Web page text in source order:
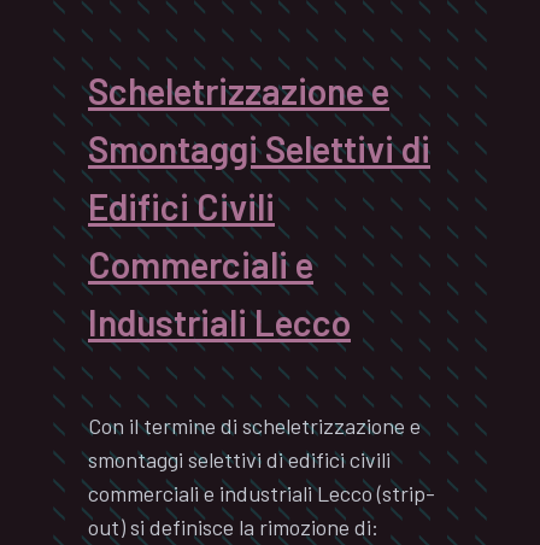
Scheletrizzazione e
Smontaggi Selettivi di
Edifici Civili
Commerciali e
Industriali Lecco
Con il termine di scheletrizzazione e
smontaggi selettivi di edifici civili
commerciali e industriali Lecco (strip-
out) si definisce la rimozione di: